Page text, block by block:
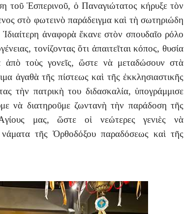
τοῦ Ἑσπερινοῦ, ὁ Παναγιώτατος κήρυξε τὸν
στὸ φωτεινὸ παράδειγμα καὶ τὴ σωτηριώδη
ἀναφορὰ ἔκανε στὸν σπουδαῖο ρόλο
τονίζοντας ὅτι ἀπαιτεῖται κόπος, θυσία
ἀπὸ τοὺς γονεῖς, ὥστε νὰ μεταδώσουν στὰ
ἀγαθὰ τῆς πίστεως καὶ τῆς ἐκκλησιαστικῆς
τὴν πατρικὴ του διδασκαλία, ὑπογράμμισε
νὰ διατηροῦμε ζωντανὴ τὴν παράδοση τῆς
μας, ὥστε οἱ νεώτερες γενιὲς νὰ
νάματα τῆς Ὀρθοδόξου παραδόσεως καὶ τῆς